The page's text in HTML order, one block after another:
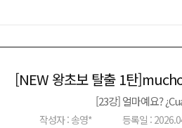
어
[NEW 왕초보 탈출 1탄
[23강] 얼마예요?
작성자 : 송영* 등록일 :
이전글 다음글